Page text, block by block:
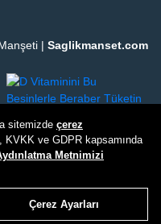
| Saglikmanset.com
Dakika
sitemizde çerez
KVKK ve GDPR kapsamında
Metnimizi
Çerez Ayarları